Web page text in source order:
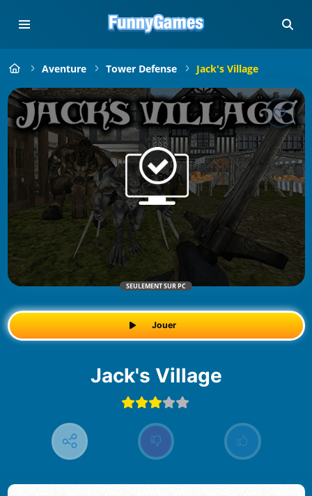
Aventure Tower Defense Jack's Village
SEULEMENT SUR PC
Jouer
Jack's Village